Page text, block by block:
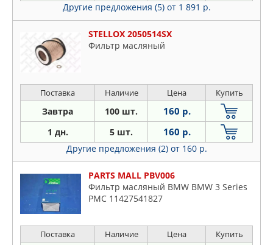
Другие предложения (5) от 1 891 р.
STELLOX 2050514SX
Фильтр масляный
Поставка Наличие Цена Купить
Завтра 100 шт. 160 р.
1 дн. 5 шт. 160 р.
Другие предложения (2) от 160 р.
PARTS MALL PBV006
Фильтр масляный BMW BMW 3 Series
PMC 11427541827
Поставка Наличие Цена Купить